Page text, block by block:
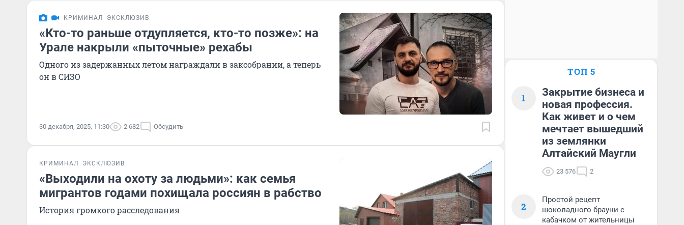
КРИМИНАЛ ЭКСКЛЮЗИВ
«Кто-то раньше отдупляется, кто-то позже»: на
Урале накрыли «пыточные» рехабы
Одного из задержанных летом награждали в заксобрании, а теперь
он в СИЗО
30 декабря, 2025, 11:30 2 682 Обсудить
КРИМИНАЛ ЭКСКЛЮЗИВ
«Выходили на охоту за людьми»: как семья
мигрантов годами похищала россиян в рабство
История громкого расследования
ТОП 5
1
Закрытие бизнеса и
новая профессия.
Как живет и о чем
мечтает вышедший
из землянки
Алтайский Маугли
23 576 2
2
Простой рецепт
шоколадного брауни с
кабачком от жительницы